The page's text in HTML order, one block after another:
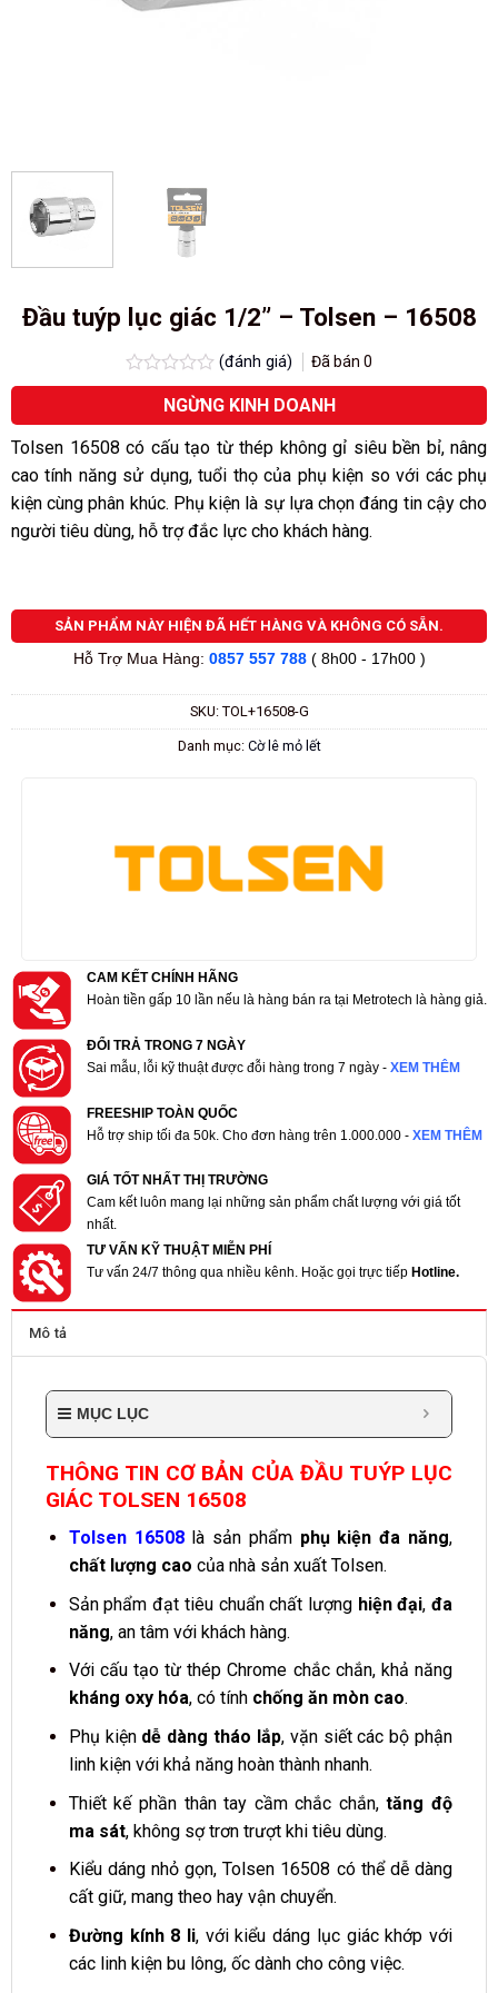
Đầu tuýp lục giác 1/2” – Tolsen – 16508
Được
hạng
0.0
5
sao
(đánh giá) Đã bán0
NGỪNG KINH DOANH
Tolsen 16508 có cấu tạo từ thép không gỉ siêu bền bỉ, nâng
cao tính năng sử dụng, tuổi thọ của phụ kiện so với các phụ
kiện cùng phân khúc. Phụ kiện là sự lựa chọn đáng tin cậy cho
người tiêu dùng, hỗ trợ đắc lực cho khách hàng.
SẢN PHẨM NÀY HIỆN ĐÃ HẾT HÀNG VÀ KHÔNG CÓ SẴN.
Hỗ Trợ Mua Hàng: 0857 557 788 ( 8h00 - 17h00 )
SKU: TOL+16508-G
Danh mục: Cờ lê mỏ lết
CAM KẾT CHÍNH HÃNG
Hoàn tiền gấp 10 lần nếu là hàng bán ra tại Metrotech là hàng giả.
ĐỔI TRẢ TRONG 7 NGÀY
Sai mẫu, lỗi kỹ thuật được đỗi hàng trong 7 ngày - XEM THÊM
FREESHIP TOÀN QUỐC
Hỗ trợ ship tối đa 50k. Cho đơn hàng trên 1.000.000 - XEM THÊM
GIÁ TỐT NHẤT THỊ TRƯỜNG
Cam kết luôn mang lại những sản phẩm chất lượng với giá tốt
nhất.
TƯ VẤN KỸ THUẬT MIỄN PHÍ
Tư vấn 24/7 thông qua nhiều kênh. Hoặc gọi trực tiếp Hotline.
Mô tả
MỤC LỤC
THÔNG TIN CƠ BẢN CỦA ĐẦU TUÝP LỤC
GIÁC TOLSEN 16508
Tolsen 16508là sản phẩm phụ kiện đa năng,
chất lượng cao của nhà sản xuất Tolsen.
Sản phẩm đạt tiêu chuẩn chất lượnghiện đại,đa
năng, an tâm với khách hàng.
Với cấu tạo từ thép Chrome chắc chắn, khả năng
kháng oxy hóa, có tính chống ăn mòn cao.
Phụ kiện dễ dàng tháo lắp, vặn siết các bộ phận
linh kiện với khả năng hoàn thành nhanh.
Thiết kế phần thân tay cầm chắc chắn,tăng độ
ma sát, không sợ trơn trượt khi tiêu dùng.
Kiểu dáng nhỏ gọn, Tolsen 16508 có thể dễ dàng
cất giữ, mang theo hay vận chuyển.
Đường kính 8 li, với kiểu dáng lục giác khớp với
các linh kiện bu lông, ốc dành cho công việc.